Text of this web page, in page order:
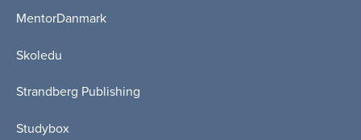
MentorDanmark
Skoledu
Strandberg Publishing
Studybox